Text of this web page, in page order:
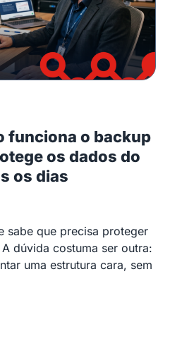
funciona o backup
os dados do
os dias
sabe que precisa proteger
dúvida costuma ser outra:
uma estrutura cara, sem